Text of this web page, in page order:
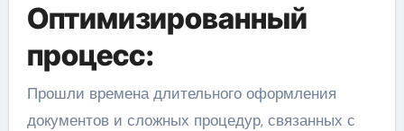
Оптимизированный
процесс:
Прошли времена длительного оформления
документов и сложных процедур, связанных с